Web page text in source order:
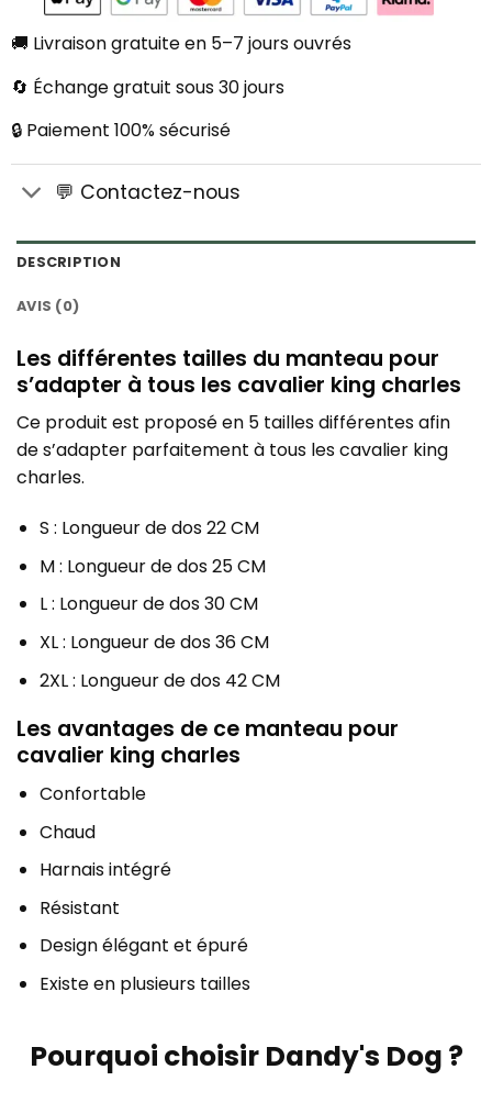
🚚 Livraison gratuite en 5–7 jours ouvrés
🔄 Échange gratuit sous 30 jours
🔒 Paiement 100% sécurisé
💬 Contactez-nous
DESCRIPTION
AVIS (0)
Les différentes tailles du manteau pour
s’adapter à tous les cavalier king charles
Ce produit est proposé en 5 tailles différentes afin
de s’adapter parfaitement à tous les cavalier king
charles.
S : Longueur de dos 22 CM
M : Longueur de dos 25 CM
L : Longueur de dos 30 CM
XL : Longueur de dos 36 CM
2XL : Longueur de dos 42 CM
Les avantages de ce manteau pour
cavalier king charles
Confortable
Chaud
Harnais intégré
Résistant
Design élégant et épuré
Existe en plusieurs tailles
Pourquoi choisir Dandy's Dog ?